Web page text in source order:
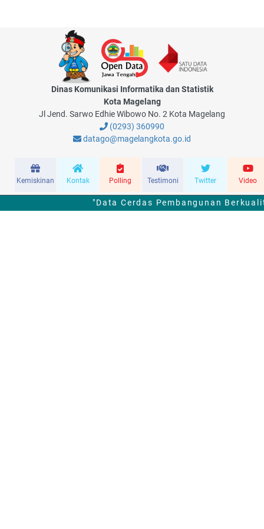
Dinas Komunikasi Informatika dan Statistik
Kota Magelang
Jl Jend. Sarwo Edhie Wibowo No. 2 Kota Magelang
(0293) 360990
datago@magelangkota.go.id
Kemiskinan Kontak Polling Testimoni Twitter Video
"Data Cerdas Pembangunan